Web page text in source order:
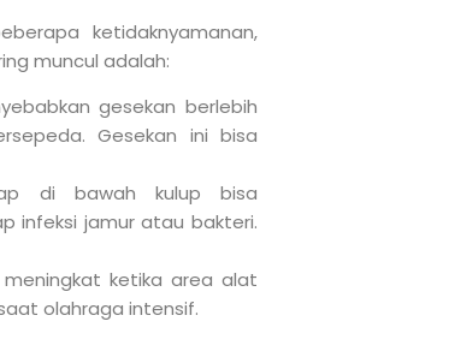
ketidaknyamanan,
muncul adalah:
gesekan berlebih
Gesekan ini bisa
di bawah kulup bisa
infeksi jamur atau bakteri.
meningkat ketika area alat
olahraga intensif.